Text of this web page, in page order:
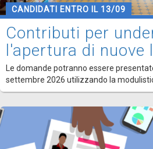
CANDIDATI ENTRO IL 13/09
Contributi per
l'apertura di nuove
Le domande potranno essere
settembre 2026 utilizzando la